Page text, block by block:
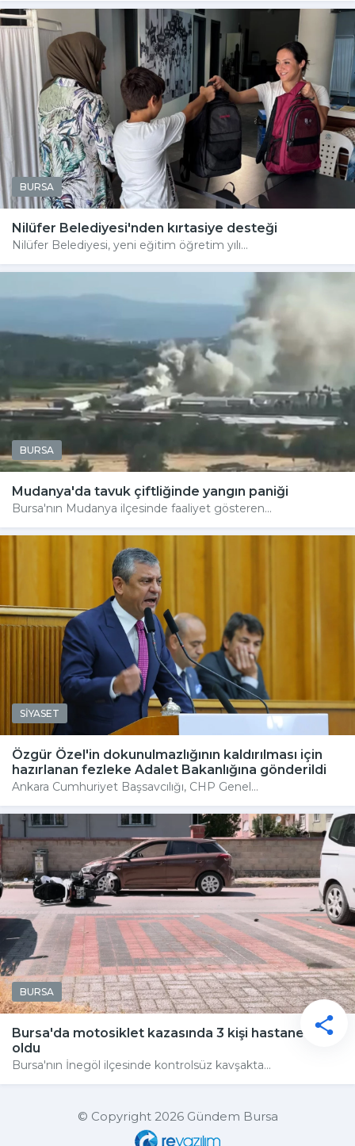
BURSA
Nilüfer Belediyesi'nden kırtasiye desteği
Nilüfer Belediyesi, yeni eğitim öğretim yılı...
BURSA
Mudanya'da tavuk çiftliğinde yangın paniği
Bursa'nın Mudanya ilçesinde faaliyet gösteren...
SİYASET
Özgür Özel'in dokunulmazlığının kaldırılması için
hazırlanan fezleke Adalet Bakanlığına gönderildi
Ankara Cumhuriyet Başsavcılığı, CHP Genel...
BURSA
Bursa'da motosiklet kazasında 3 kişi hastanelik
oldu
Bursa'nın İnegöl ilçesinde kontrolsüz kavşakta...
© Copyright 2026 Gündem Bursa